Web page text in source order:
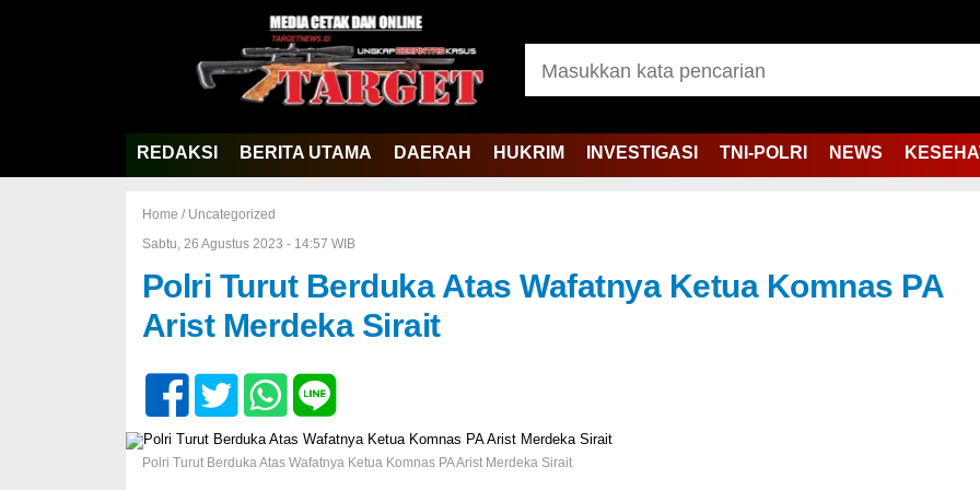
REDAKSI BERITA UTAMA DAERAH HUKRIM INVESTIGASI TNI-POLRI NEWS
Home / Uncategorized
Sabtu, 26 Agustus 2023 - 14:57 WIB
Polri Turut Berduka Atas Wafatnya Ketua Komnas PA
Arist Merdeka Sirait
Polri Turut Berduka Atas Wafatnya Ketua Komnas PA Arist Merdeka Sirait